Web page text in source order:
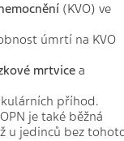
(KVO) ve
úmrtí na KVO
mrtvice a
příhod.
je také běžná
u jedinců bez